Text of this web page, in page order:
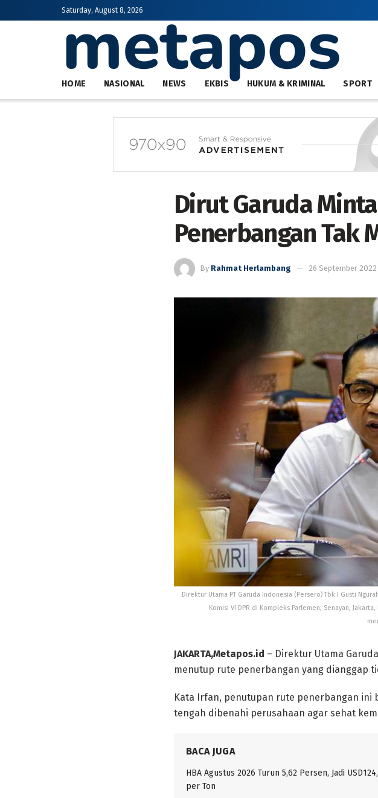
Saturday, August 8, 2026
HOME NASIONAL NEWS EKBIS HUKUM & KRIMINAL SPORT
Dirut Garuda
Penerbangan Tak
By Rahmat Herlambang 26 September 2022
Direktur Utama PT Garuda Indonesia (Persero) Tbk I Gusti
Komisi VI DPR di Kompleks Parlemen, Senayan,
JAKARTA,Metapos.id – Direktur Utama
menutup rute penerbangan yang dianggap
Kata Irfan, penutupan rute penerbangan
tengah dibenahi perusahaan agar sehat
BACA JUGA
HBA Agustus 2026 Turun 5,62 Persen, Jadi
per Ton